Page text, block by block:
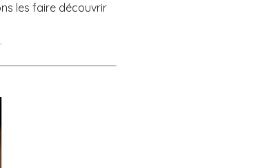
les faire découvrir